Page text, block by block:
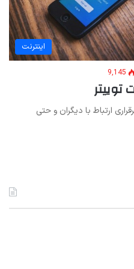
اینترنت
9,145
ارتباط با دیگران و حتی